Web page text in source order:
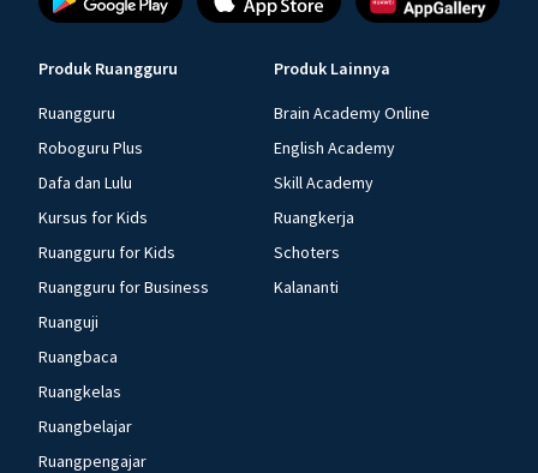
Produk Ruangguru
Ruangguru
Roboguru Plus
Dafa dan Lulu
Kursus for Kids
Ruangguru for Kids
Ruangguru for Business
Ruanguji
Ruangbaca
Ruangkelas
Ruangbelajar
Ruangpengajar
Produk Lainnya
Brain Academy Online
English Academy
Skill Academy
Ruangkerja
Schoters
Kalananti